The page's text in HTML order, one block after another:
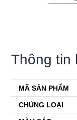
Thông tin
MÃ SẢN PHẨM
CHỦNG LOẠI